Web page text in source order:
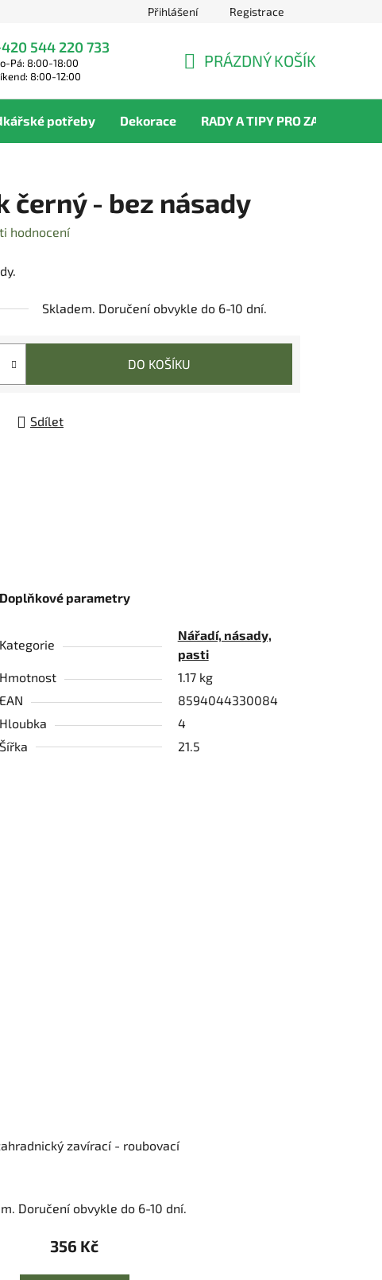
Přihlášení Registrace
544 220 733
Pá: 8:00-18:00
8:00-12:00
KOŠÍK
PRÁZDNÝ KOŠÍK
potřeby Dekorace RADY A TIPY PRO ZAHRADNÍKY
černý - bez násady
hodnocení
Skladem. Doručení obvykle do 6-10 dní.
DO KOŠÍKU
Sdílet
Doplňkové parametry
Kategorie
Nářadí, násady,
pasti
Hmotnost
1.17 kg
EAN
8594044330084
Hloubka
4
Šířka
21.5
zavírací - roubovací
Doručení obvykle do 6-10 dní.
356 Kč